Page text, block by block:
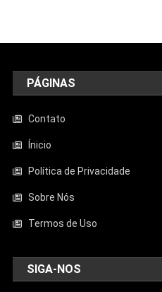
PÁGINAS
Contato
Ínicio
Política de Privacidade
Sobre Nós
Termos de Uso
SIGA-NOS